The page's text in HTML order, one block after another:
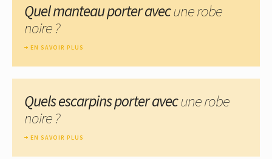
Quel manteau porter avecune robe
noire ?
EN SAVOIR PLUS
Quels escarpins porter avecune robe
noire ?
EN SAVOIR PLUS